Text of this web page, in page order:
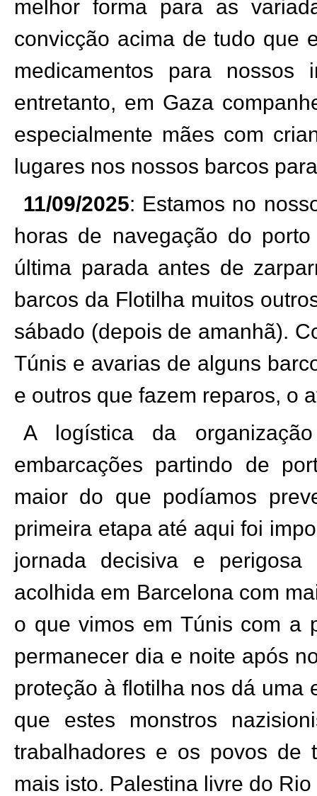
melhor forma para as
convicção acima de tudo que
medicamentos para nossos
entretanto, em Gaza
especialmente mães com
lugares nos nossos barcos
11/09/2025: Estamos no
horas de navegação do
última parada antes de
barcos da Flotilha muitos
sábado (depois de amanhã).
Túnis e avarias de alguns
e outros que fazem reparos, o
A logística da
embarcações partindo de
maior do que podíamos
primeira etapa até aqui foi
jornada decisiva e
acolhida em Barcelona com
o que vimos em Túnis com a
permanecer dia e noite após
proteção à flotilha nos dá uma
que estes monstros
trabalhadores e os povos de
mais isto. Palestina livre do Rio